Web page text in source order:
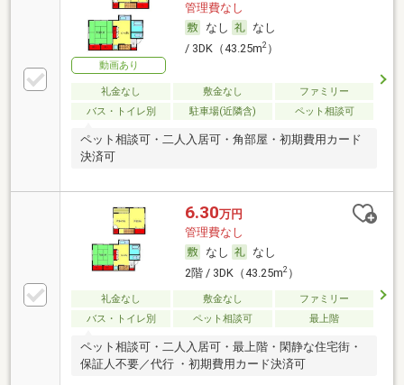
動画あり
管理費なし
なし
なし
/ 3DK（43.25m2）
礼金なし 敷金なし
ファミリー
バス・トイレ別
駐車場(近隣含) ペット相談可
ペット相談可・二人入居可・角部屋・初期費用カード
決済可
6.30万円
管理費なし
なし
なし
2階 / 3DK（43.25m2）
礼金なし 敷金なし
ファミリー
バス・トイレ別
ペット相談可 最上階
ペット相談可・二人入居可・最上階・閑静な住宅街・
保証人不要／代行 ・初期費用カード決済可